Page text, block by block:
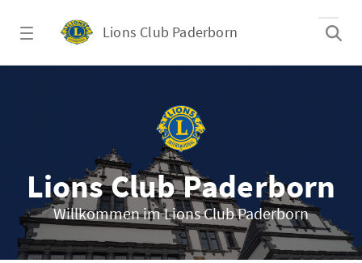
Lions Club Paderborn
Lions Club Paderborn
Willkommen im Lions Club Paderborn